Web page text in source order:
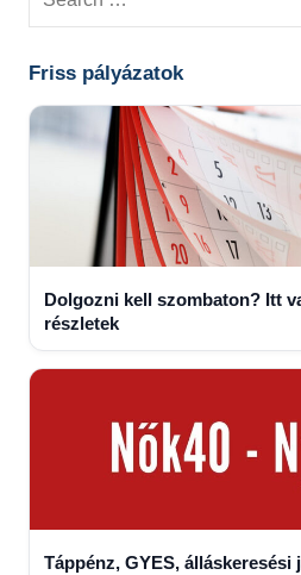
Friss pályázatok
Dolgozni kell szombaton? Itt
részletek
Táppénz, GYES, álláskeresési